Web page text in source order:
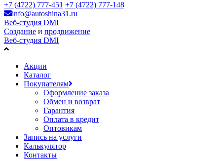
+7 (4722) 777-451 +7 (4722) 777-148
info@autoshina31.ru
Веб-студия DMI
Создание и продвижение
Веб-студия DMI
Акции
Каталог
Покупателям
Оформление заказа
Обмен и возврат
Гарантия
Оплата в кредит
Оптовикам
Запись на услуги
Калькулятор
Контакты